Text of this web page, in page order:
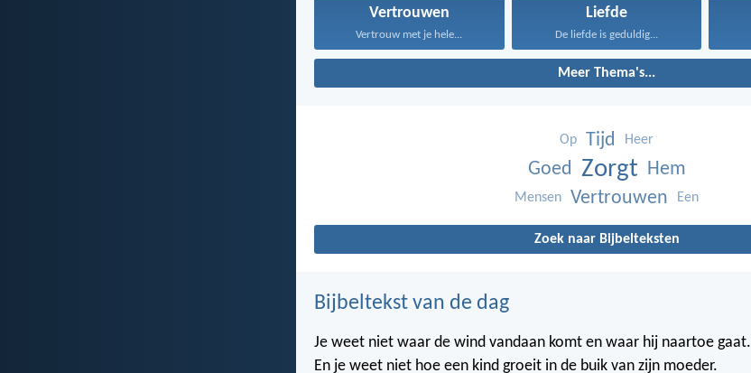
Vertrouwen
Vertrouw met je hele...
Liefde
De liefde is geduldig...
Meer Thema's...
Op Tijd Heer
Goed Zorgt Hem
Mensen Vertrouwen Een
Zoek naar Bijbelteksten
Bijbeltekst van de dag
Je weet niet waar de wind vandaan komt en waar hij naartoe gaat.
En je weet niet hoe een kind groeit in de buik van zijn moeder.